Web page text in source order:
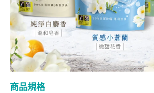
商品規格